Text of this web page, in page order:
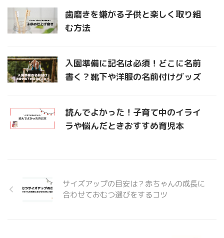
歯磨きを嫌がる子供と楽しく取り組
む方法
入園準備に記名は必須！どこに名前
書く？靴下や洋服の名前付けグッズ
読んでよかった！子育て中のイライ
ラや悩んだときおすすめ育児本
サイズアップの目安は？赤ちゃんの成長に
合わせておむつ選びをするコツ